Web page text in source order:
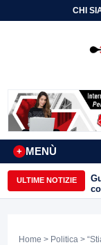
CHI
MENÙ
+
ULTIME NOTIZIE
Home > Politica >